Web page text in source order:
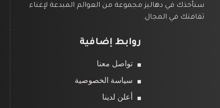
سنأخذك في دهاليز مجموعة من العوالم المبدعة لإغناء
ثقافتك في المجال.
روابط إضافية
تواصل معنا
سياسة الخصوصية
أعلن لدينا